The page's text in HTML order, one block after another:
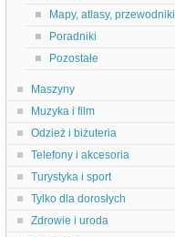
Mapy, atlasy, przewodniki
Poradniki
Pozostałe
Maszyny
Muzyka i film
Odzież i biżuteria
Telefony i akcesoria
Turystyka i sport
Tylko dla dorosłych
Zdrowie i uroda